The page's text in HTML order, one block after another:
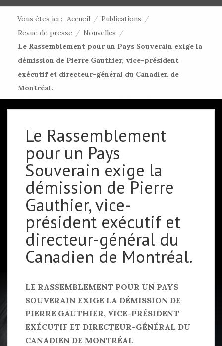
Vous êtes ici : Accueil / Publications /
Revue de presse / Nouvelles /
Le Rassemblement pour un Pays Souverain exige la
démission de Pierre Gauthier, vice-président
exécutif et directeur-général du Canadien de
Montréal.
Le Rassemblement
pour un Pays
Souverain exige la
démission de Pierre
Gauthier, vice-
président exécutif et
directeur-général du
Canadien de Montréal.
LE RASSEMBLEMENT POUR UN PAYS
SOUVERAIN EXIGE LA DÉMISSION DE
PIERRE GAUTHIER, VICE-PRÉSIDENT
EXÉCUTIF ET DIRECTEUR-GÉNÉRAL DU
CANADIEN DE MONTRÉAL